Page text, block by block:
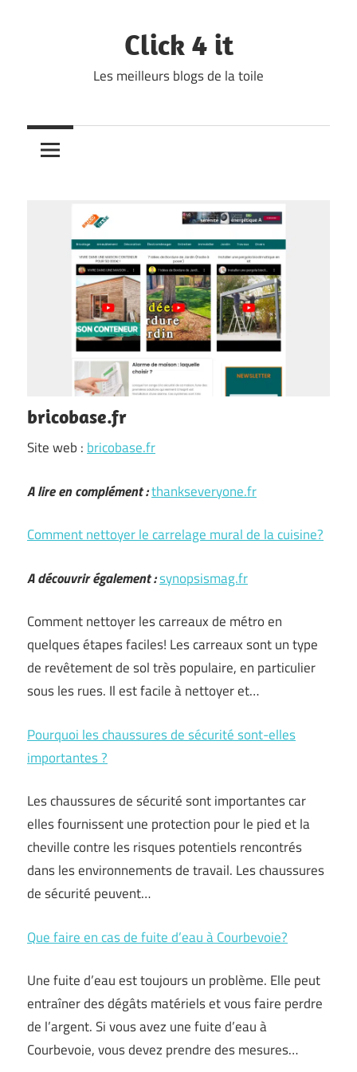
Click 4 it
Les meilleurs blogs de la toile
bricobase.fr
Site web : bricobase.fr
A lire en complément :thankseveryone.fr
Comment nettoyer le carrelage mural de la cuisine?
A découvrir également :synopsismag.fr
Comment nettoyer les carreaux de métro en
quelques étapes faciles! Les carreaux sont un type
de revêtement de sol très populaire, en particulier
sous les rues. Il est facile à nettoyer et…
Pourquoi les chaussures de sécurité sont-elles
importantes ?
Les chaussures de sécurité sont importantes car
elles fournissent une protection pour le pied et la
cheville contre les risques potentiels rencontrés
dans les environnements de travail. Les chaussures
de sécurité peuvent…
Que faire en cas de fuite d’eau à Courbevoie?
Une fuite d’eau est toujours un problème. Elle peut
entraîner des dégâts matériels et vous faire perdre
de l’argent. Si vous avez une fuite d’eau à
Courbevoie, vous devez prendre des mesures…